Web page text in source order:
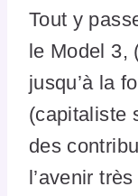
Tout y
le Model 3,
jusqu’à la
(capitaliste
des
l’avenir